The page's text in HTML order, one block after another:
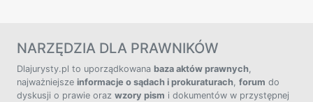
NARZĘDZIA DLA PRAWNIKÓW
Dlajurysty.pl to uporządkowana baza aktów prawnych,
najważniejsze informacje o sądach i prokuraturach, forum do
dyskusji o prawie oraz wzory pism i dokumentów w przystępnej